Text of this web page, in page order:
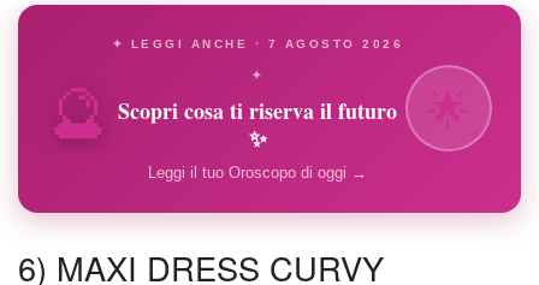
🔮
✦ LEGGI ANCHE · 7 AGOSTO 2026
✦
Scopri cosa ti riserva il futuro
✨
Leggi il tuo Oroscopo di oggi →
6) MAXI DRESS CURVY